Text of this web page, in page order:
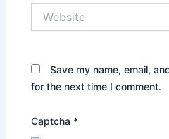
Save my name, email,
for the next time I comment.
Captcha *